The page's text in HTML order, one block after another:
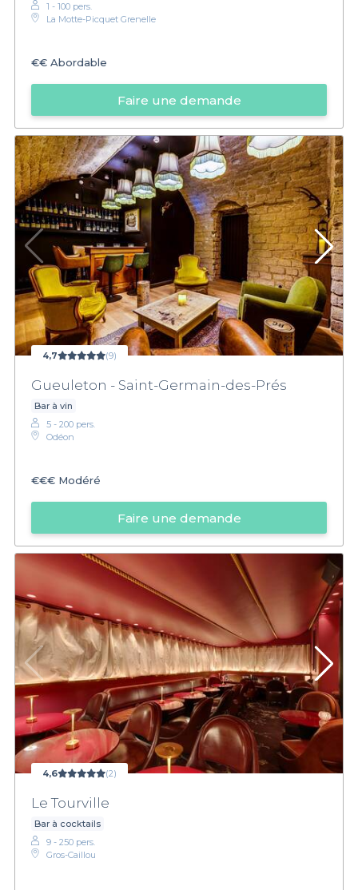
1 - 100 pers.
La Motte-Picquet Grenelle
€€ Abordable
Faire une demande
4,7 (9)
Gueuleton - Saint-Germain-des-Prés
Bar à vin
5 - 200 pers.
Odéon
€€€ Modéré
Faire une demande
4,6 (2)
Le Tourville
Bar à cocktails
9 - 250 pers.
Gros-Caillou